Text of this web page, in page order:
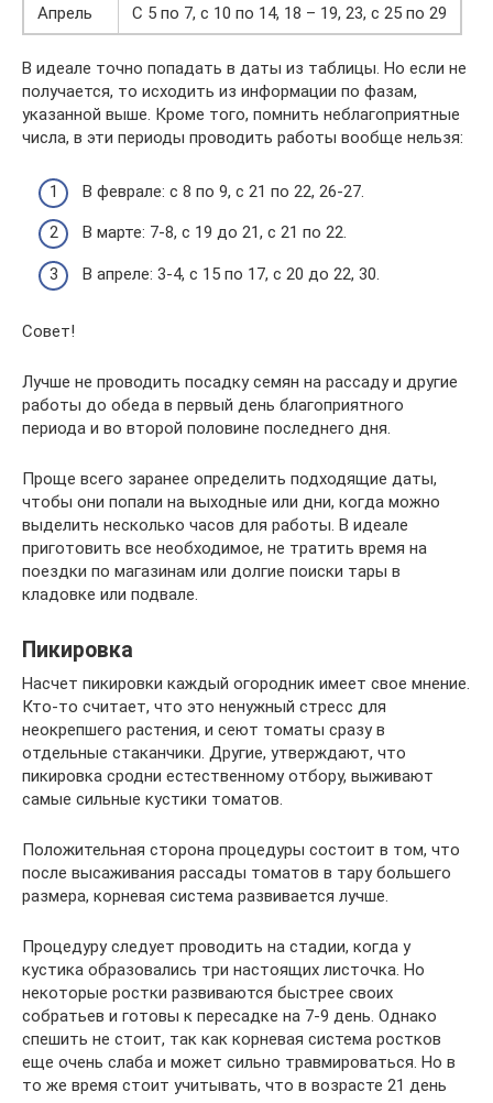
Апрель
С 5 по 7, с 10 по 14, 18 – 19, 23, с 25 по 29
В идеале точно попадать в даты из таблицы. Но если не
получается, то исходить из информации по фазам,
указанной выше. Кроме того, помнить неблагоприятные
числа, в эти периоды проводить работы вообще нельзя:
В феврале: с 8 по 9, с 21 по 22, 26-27.
В марте: 7-8, с 19 до 21, с 21 по 22.
В апреле: 3-4, с 15 по 17, с 20 до 22, 30.
Совет!
Лучше не проводить посадку семян на рассаду и другие
работы до обеда в первый день благоприятного
периода и во второй половине последнего дня.
Проще всего заранее определить подходящие даты,
чтобы они попали на выходные или дни, когда можно
выделить несколько часов для работы. В идеале
приготовить все необходимое, не тратить время на
поездки по магазинам или долгие поиски тары в
кладовке или подвале.
Пикировка
Насчет пикировки каждый огородник имеет свое мнение.
Кто-то считает, что это ненужный стресс для
неокрепшего растения, и сеют томаты сразу в
отдельные стаканчики. Другие, утверждают, что
пикировка сродни естественному отбору, выживают
самые сильные кустики томатов.
Положительная сторона процедуры состоит в том, что
после высаживания рассады томатов в тару большего
размера, корневая система развивается лучше.
Процедуру следует проводить на стадии, когда у
кустика образовались три настоящих листочка. Но
некоторые ростки развиваются быстрее своих
собратьев и готовы к пересадке на 7-9 день. Однако
спешить не стоит, так как корневая система ростков
еще очень слаба и может сильно травмироваться. Но в
то же время стоит учитывать, что в возрасте 21 день